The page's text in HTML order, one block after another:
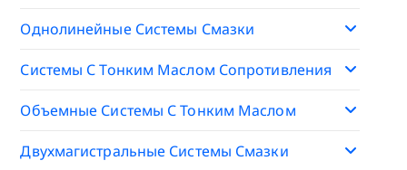
Однолинейные Системы Смазки
Системы С Тонким Маслом Сопротивления
Объемные Системы С Тонким Маслом
Двухмагистральные Системы Смазки